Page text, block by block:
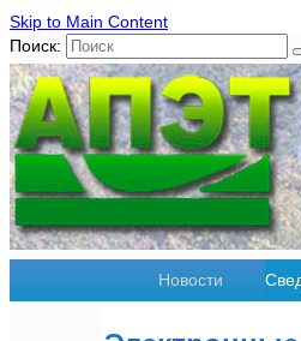
Skip to Main Content
Поиск:
Новости